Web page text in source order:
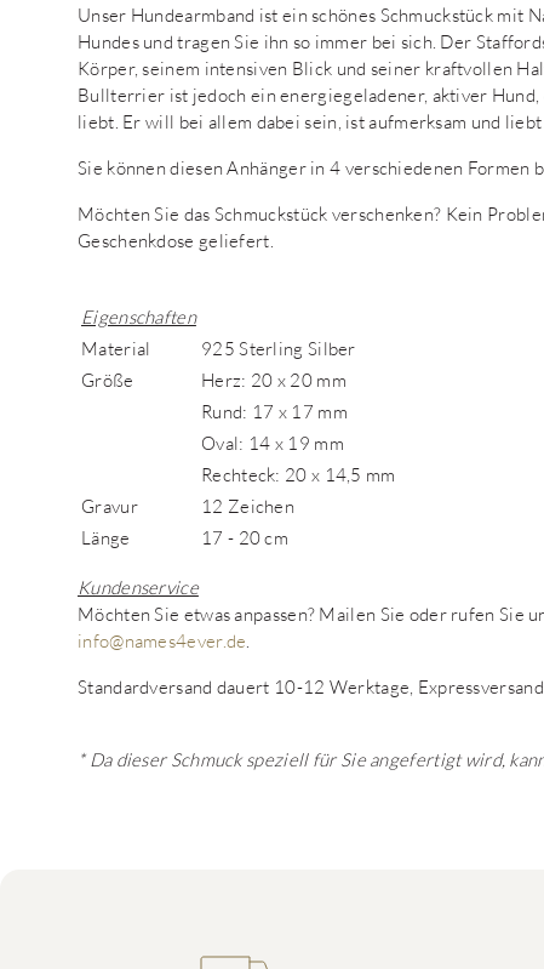
Unser Hundearmband ist ein schönes Schmuckstück mit
Hundes und tragen Sie ihn so immer bei sich. Der
Körper, seinem intensiven Blick und seiner kraftvollen
Bullterrier ist jedoch ein energiegeladener, aktiver
liebt. Er will bei allem dabei sein, ist aufmerksam und liebt
Sie können diesen Anhänger in 4 verschiedenen Formen
Möchten Sie das Schmuckstück verschenken? Kein
Geschenkdose geliefert.
Eigenschaften
Material
925 Sterling Silber
Größe
Herz: 20 x 20 mm
Rund: 17 x 17 mm
Oval: 14 x 19 mm
Rechteck: 20 x 14,5 mm
Gravur
12 Zeichen
Länge
17 - 20 cm
Kundenservice
Möchten Sie etwas anpassen? Mailen Sie oder rufen
info@names4ever.de
Standardversand dauert 10-12 Werktage,
* Da dieser Schmuck speziell für Sie angefertigt wird,